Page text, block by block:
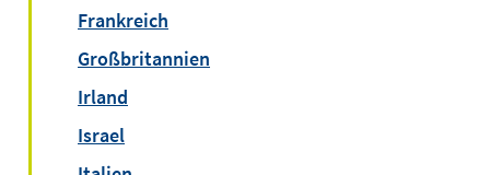
Frankreich
Großbritannien
Irland
Israel